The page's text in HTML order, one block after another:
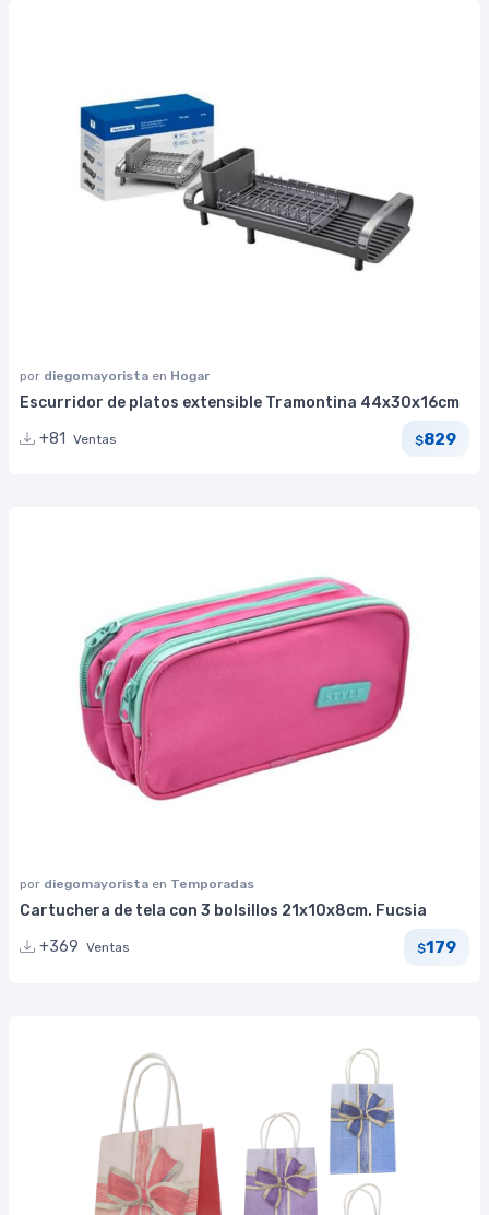
por diegomayorista en Hogar
Escurridor de platos extensible Tramontina 44x30x16cm
+81
Ventas $829
por diegomayorista en Temporadas
Cartuchera de tela con 3 bolsillos 21x10x8cm. Fucsia
+369 Ventas $179